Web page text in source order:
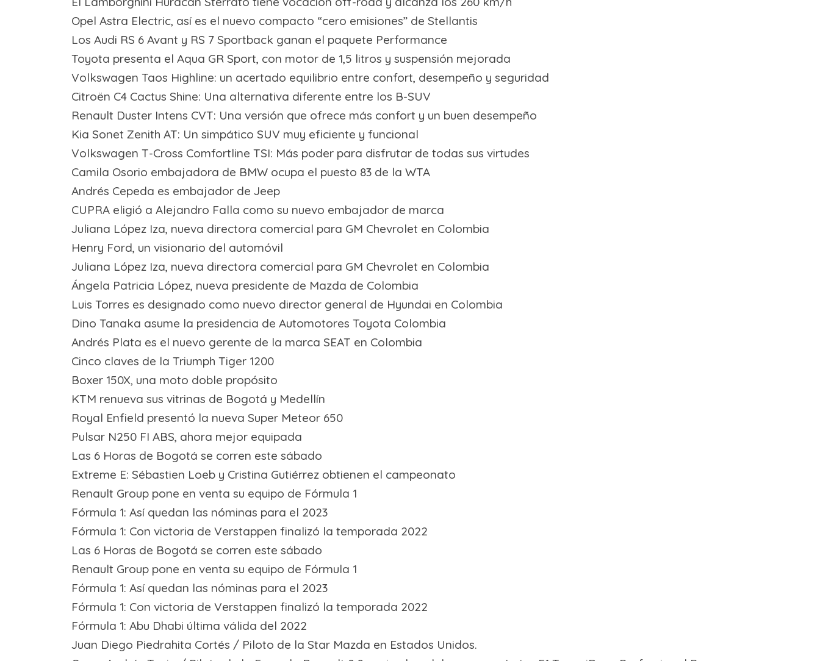
Opel Astra Electric, así es el nuevo compacto “cero emisiones” de Stellantis
Los Audi RS 6 Avant y RS 7 Sportback ganan el paquete Performance
Toyota presenta el Aqua GR Sport, con motor de 1,5 litros y suspensión mejorada
Volkswagen Taos Highline: un acertado equilibrio entre confort, desempeño y seguridad
Citroën C4 Cactus Shine: Una alternativa diferente entre los B-SUV
Renault Duster Intens CVT: Una versión que ofrece más confort y un buen desempeño
Kia Sonet Zenith AT: Un simpático SUV muy eficiente y funcional
Volkswagen T-Cross Comfortline TSI: Más poder para disfrutar de todas sus virtudes
Camila Osorio embajadora de BMW ocupa el puesto 83 de la WTA
Andrés Cepeda es embajador de Jeep
CUPRA eligió a Alejandro Falla como su nuevo embajador de marca
Juliana López Iza, nueva directora comercial para GM Chevrolet en Colombia
Henry Ford, un visionario del automóvil
Juliana López Iza, nueva directora comercial para GM Chevrolet en Colombia
Ángela Patricia López, nueva presidente de Mazda de Colombia
Luis Torres es designado como nuevo director general de Hyundai en Colombia
Dino Tanaka asume la presidencia de Automotores Toyota Colombia
Andrés Plata es el nuevo gerente de la marca SEAT en Colombia
Cinco claves de la Triumph Tiger 1200
Boxer 150X, una moto doble propósito
KTM renueva sus vitrinas de Bogotá y Medellín
Royal Enfield presentó la nueva Super Meteor 650
Pulsar N250 FI ABS, ahora mejor equipada
Las 6 Horas de Bogotá se corren este sábado
Extreme E: Sébastien Loeb y Cristina Gutiérrez obtienen el campeonato
Renault Group pone en venta su equipo de Fórmula 1
Fórmula 1: Así quedan las nóminas para el 2023
Fórmula 1: Con victoria de Verstappen finalizó la temporada 2022
Las 6 Horas de Bogotá se corren este sábado
Renault Group pone en venta su equipo de Fórmula 1
Fórmula 1: Así quedan las nóminas para el 2023
Fórmula 1: Con victoria de Verstappen finalizó la temporada 2022
Fórmula 1: Abu Dhabi última válida del 2022
Juan Diego Piedrahita Cortés / Piloto de la Star Mazda en Estados Unidos.